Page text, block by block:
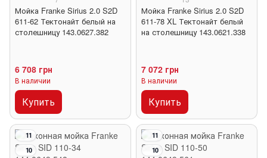
Мойка Franke Sirius 2.0 S2D
611-62 Тектонайт белый на
столешницу 143.0627.382
6 708 грн
В наличии
Купить
Мойка Franke Sirius 2.0 S2D
611-78 XL Тектонайт белый
на столешницу 143.0621.338
7 072 грн
В наличии
Купить
11
10
11
10